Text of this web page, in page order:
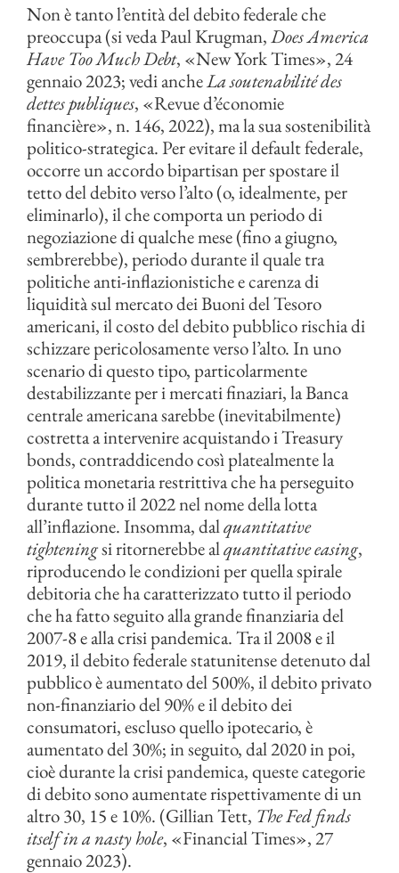
Non è tanto l’entità del debito federale che
preoccupa (si veda Paul Krugman,Does America
Have Too Much Debt, «New York Times», 24
gennaio 2023; vedi ancheLa soutenabilité des
dettes publiques, «Revue d’économie
financière», n. 146, 2022), ma la sua sostenibilità
politico-strategica. Per evitare il default federale,
occorre un accordo bipartisan per spostare il
tetto del debito verso l’alto (o, idealmente, per
eliminarlo), il che comporta un periodo di
negoziazione di qualche mese (fino a giugno,
sembrerebbe), periodo durante il quale tra
politiche anti-inflazionistiche e carenza di
liquidità sul mercato dei Buoni del Tesoro
americani, il costo del debito pubblico rischia di
schizzare pericolosamente verso l’alto. In uno
scenario di questo tipo, particolarmente
destabilizzante per i mercati finaziari, la Banca
centrale americana sarebbe (inevitabilmente)
costretta a intervenire acquistando i Treasury
bonds, contraddicendo così platealmente la
politica monetaria restrittiva che ha perseguito
durante tutto il 2022 nel nome della lotta
all’inflazione. Insomma, dalquantitative
tighteningsi ritornerebbe alquantitative easing,
riproducendo le condizioni per quella spirale
debitoria che ha caratterizzato tutto il periodo
che ha fatto seguito alla grande finanziaria del
2007-8 e alla crisi pandemica. Tra il 2008 e il
2019, il debito federale statunitense detenuto dal
pubblico è aumentato del 500%, il debito privato
non-finanziario del 90% e il debito dei
consumatori, escluso quello ipotecario, è
aumentato del 30%; in seguito, dal 2020 in poi,
cioè durante la crisi pandemica, queste categorie
di debito sono aumentate rispettivamente di un
altro 30, 15 e 10%. (Gillian Tett, The Fed finds
itself in a nasty hole, «Financial Times», 27
gennaio 2023).